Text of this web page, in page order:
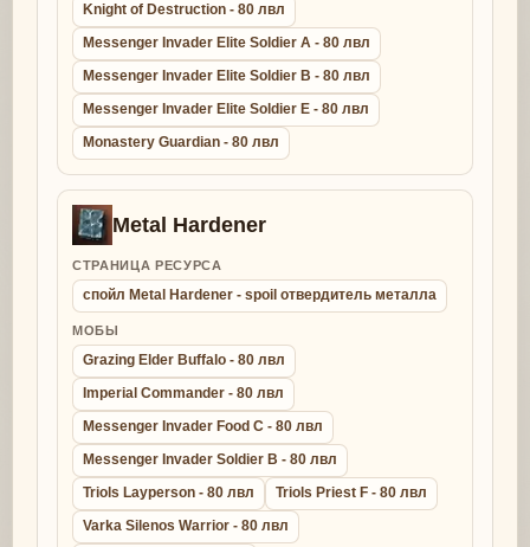
Knight of Destruction - 80 лвл
Messenger Invader Elite Soldier A - 80 лвл
Messenger Invader Elite Soldier B - 80 лвл
Messenger Invader Elite Soldier E - 80 лвл
Monastery Guardian - 80 лвл
Metal Hardener
СТРАНИЦА РЕСУРСА
спойл Metal Hardener - spoil отвердитель металла
МОБЫ
Grazing Elder Buffalo - 80 лвл
Imperial Commander - 80 лвл
Messenger Invader Food C - 80 лвл
Messenger Invader Soldier B - 80 лвл
Triols Layperson - 80 лвл
Triols Priest F - 80 лвл
Varka Silenos Warrior - 80 лвл